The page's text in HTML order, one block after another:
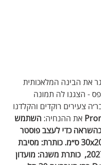
את הבינה המלאכותית
- הצגנו לה תמונה
צעירים רוקדים והקלדנו
את ההנחיה: השתמש
כדי לעצב פוסטר
בגודל של 30x20 ס״מ. כותרת: מסיבת
סילבסטר 2027,  כותרת משנה: מועדון